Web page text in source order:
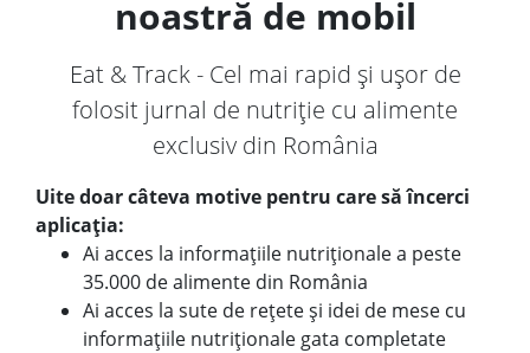
noastră de mobil
Eat & Track - Cel mai rapid și ușor de
folosit jurnal de nutriție cu alimente
exclusiv din România
Uite doar câteva motive pentru care să încerci
aplicația:
Ai acces la informațiile nutriționale a peste
35.000 de alimente din România
Ai acces la sute de rețete și idei de mese cu
informațiile nutriționale gata completate